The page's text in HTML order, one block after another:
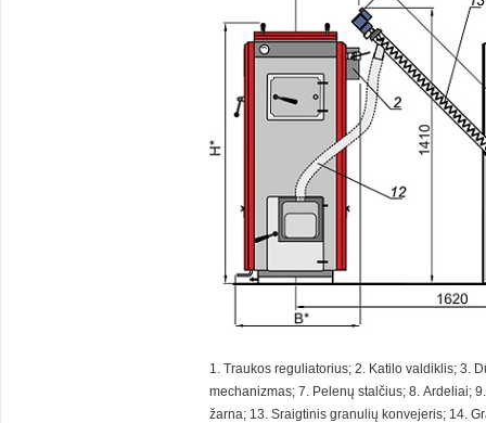
1. Traukos reguliatorius; 2. Katilo valdiklis; 3.
mechanizmas; 7. Pelenų stalčius; 8. Ardeliai;
žarna; 13. Sraigtinis granulių konvejeris; 14.